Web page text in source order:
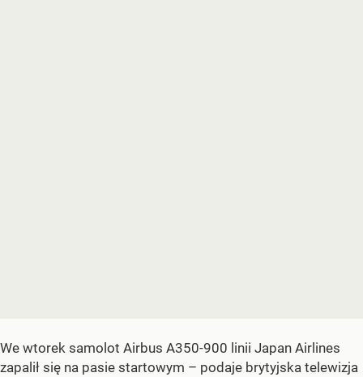
We wtorek samolot Airbus A350-900 linii Japan Airlines
zapalił się na pasie startowym – podaje brytyjska telewizja